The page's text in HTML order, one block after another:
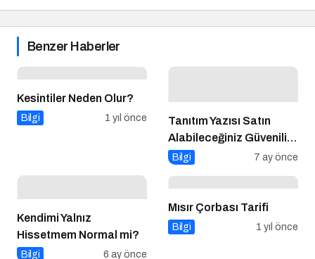
Benzer Haberler
Kesintiler Neden Olur?
Bilgi 1 yıl önce
Tanıtım Yazısı Satın
Alabileceğiniz Güvenilir
Firmalar
Bilgi 7 ay önce
Kendimi Yalnız
Hissetmem Normal mi?
Bilgi 6 ay önce
Mısır Çorbası Tarifi
Bilgi 1 yıl önce